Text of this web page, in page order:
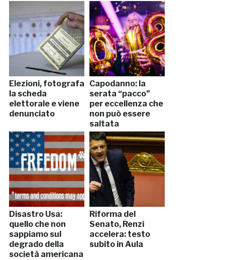
Elezioni, fotografa
la scheda
elettorale e viene
denunciato
Capodanno: la
serata “pacco”
per eccellenza che
non può essere
saltata
Disastro Usa:
quello che non
sappiamo sul
degrado della
società americana
Riforma del
Senato, Renzi
accelera: testo
subito in Aula